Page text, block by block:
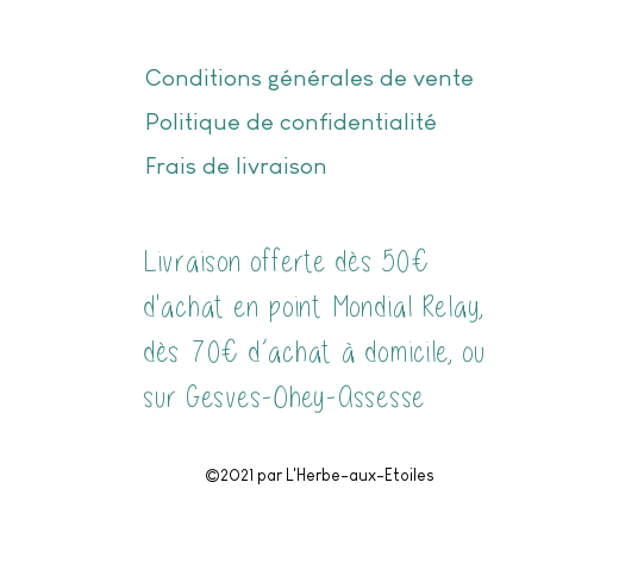
Conditions générales de vente
Politique de confidentialité
Frais de livraison
Livraison offerte dès 50€
d'achat en point Mondial Relay,
dès 70€ d’achat à domicile, ou
sur Gesves-Ohey-Assesse
©2021 par L'Herbe-aux-Etoiles